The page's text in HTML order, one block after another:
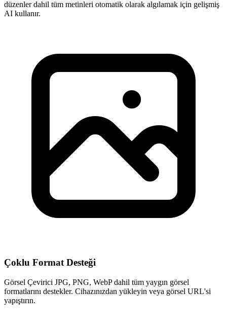
düzenler dahil tüm metinleri otomatik olarak algılamak için gelişmiş
AI kullanır.
Çoklu Format Desteği
Görsel Çevirici JPG, PNG, WebP dahil tüm yaygın görsel
formatlarını destekler. Cihazınızdan yükleyin veya görsel URL'si
yapıştırın.